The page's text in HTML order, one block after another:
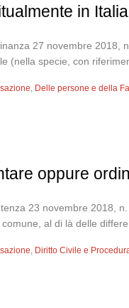
in Italia
27 novembre
(nella specie, con
, Delle persone e della
oppure
23 novembre 2018,
al di là delle
, Diritto Civile e